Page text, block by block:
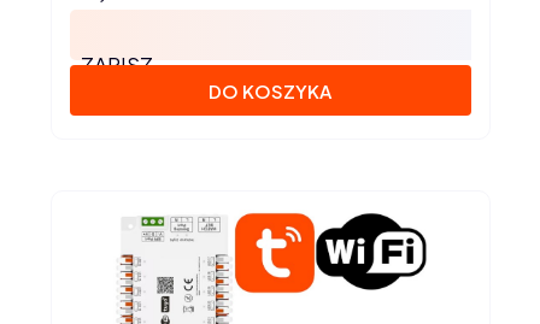
ZAPISZ
DO KOSZYKA